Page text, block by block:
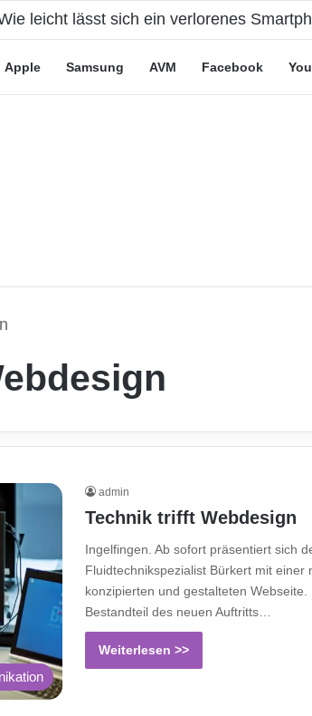
Leute“-Tarife: Marketing-Trick oder
Apple Samsung AVM Facebook
admin
Technik trifft Webdesign
Ingelfingen. Ab sofort präsentiert sich
Fluidtechnikspezialist Bürkert mit einer
konzipierten und gestalteten Webseite.
Bestandteil des neuen Auftritts…
Weiterlesen >>